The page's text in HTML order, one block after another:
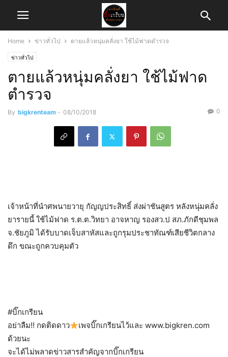
Home ข่าวทั่วไป ตายแล้วหนุ่มคลั่งยา ใช้ไม้ฟาดตำรวจ
ข่าวทั่วไป
ตายแล้วหนุ่มคลั่งยา ใช้ไม้ฟาด
ตำรวจ
By bigkrenteam - 08/10/2018 0
เจ้าหน้าที่นำศพนายวายุ​ กัญญประสิทธิ์​ ส่งผ่าชันสูตร​ หลังหนุ่มคลั่ง
ยา​รายนี้ ใช้ไม้ฟาด ร.ต.ต.วิทยา​ อาจหาญ​ รองสว.ป​ สภ.ภักดีชุมพล​
จ.ชัยภูมิ​ ได้รับบาดเจ็บสาหัส​และถูกรุมประชาทัณฑ์​เสียชีวิตกลาง
ดึก​ ขณะถูกควบคุมตัว
#บิ๊กเกรียน
อย่าลืม!! กดติดดาว
เพจบิ๊กเกรียนไว้และ www.bigkren.com
ด้วยนะ
จะได้ไม่พลาดข่าวสารสำคัญจากบิ๊กเกรียน